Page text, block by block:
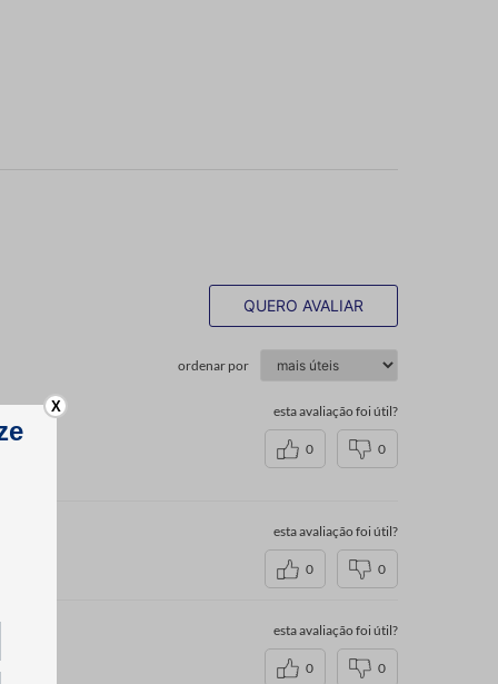
QUERO AVALIAR
ordenar por
esta avaliação foi útil?
0 0
esta avaliação foi útil?
0 0
esta avaliação foi útil?
0 0
X